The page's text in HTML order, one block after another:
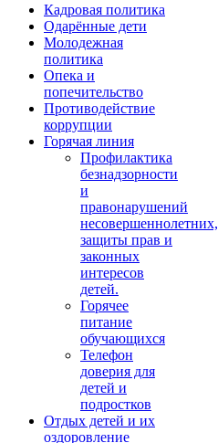
Кадровая политика
Одарённые дети
Молодежная
политика
Опека и
попечительство
Противодействие
коррупции
Горячая линия
Профилактика
безнадзорности
и
правонарушений
несовершеннолетних,
защиты прав и
законных
интересов
детей.
Горячее
питание
обучающихся
Телефон
доверия для
детей и
подростков
Отдых детей и их
оздоровление